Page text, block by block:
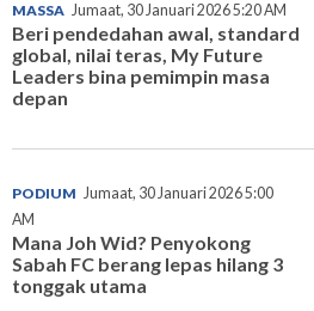
MASSA Jumaat, 30 Januari 2026 5:20 AM
Beri pendedahan awal, standard
global, nilai teras, My Future
Leaders bina pemimpin masa
depan
PODIUM Jumaat, 30 Januari 2026 5:00
AM
Mana Joh Wid? Penyokong
Sabah FC berang lepas hilang 3
tonggak utama